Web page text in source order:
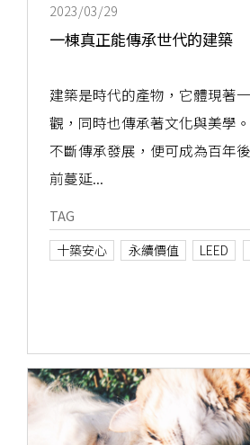
2023/03/29
一棟真正能傳承世代的建築
建築是時代的產物，它體現著
觀，同時也傳承著文化與美學
不斷傳承發展，便可成為百年
前蔓延...
TAG
十築安心
永續價值 LEED